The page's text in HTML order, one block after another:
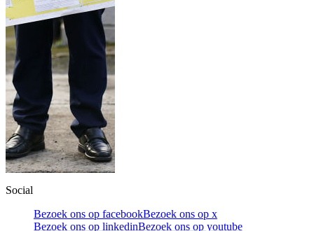
Social
Bezoek ons op facebookBezoek ons op x
Bezoek ons op linkedinBezoek ons op youtube